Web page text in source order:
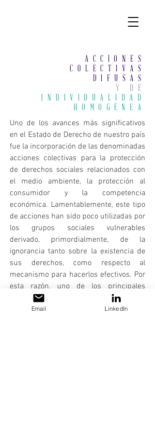
ACCIONES
COLECTIVAS
DIFUSAS
Y DE
INDIVIDUALIDAD
HOMOGÉNEA
Uno de los avances más significativos
en el Estado de Derecho de nuestro país
fue la incorporación de las denominadas
acciones colectivas para la protección
de derechos sociales relacionados con
el medio ambiente, la protección al
consumidor y la competencia
económica. Lamentablemente, este tipo
de acciones han sido poco utilizadas por
los grupos sociales vulnerables
derivado, primordialmente, de la
ignorancia tanto sobre la existencia de
sus derechos, como respecto al
mecanismo para hacerlos efectivos. Por
esta razón, uno de los principales
objetivos de LITREDI es concientizar a
dichos grupos sobre estas vías de
Email LinkedIn